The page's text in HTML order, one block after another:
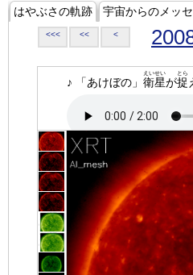
はやぶさの軌跡 宇宙からのメッ
<<< << <
♪ 「あけぼの」 衛星
えいせい
が捉
とら